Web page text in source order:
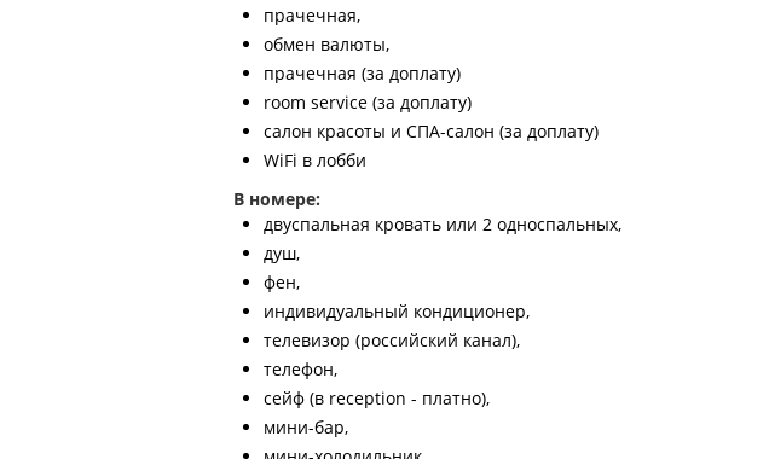
прачечная,
обмен валюты,
прачечная (за доплату)
room service (за доплату)
салон красоты и СПА-салон (за доплату)
WiFi в лобби
В номере:
двуспальная кровать или 2 односпальных,
душ,
фен,
индивидуальный кондиционер,
телевизор (российский канал),
телефон,
сейф (в reception - платно),
мини-бар,